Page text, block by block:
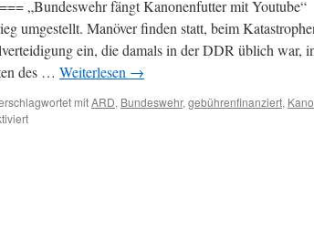
„Bundeswehr fängt Kanonenfutter mit
umgestellt. Manöver finden statt, beim
ein, die damals in der DDR üblich war,
des … Weiterlesen →
mitARD, Bundeswehr, gebührenfinanziert,
für